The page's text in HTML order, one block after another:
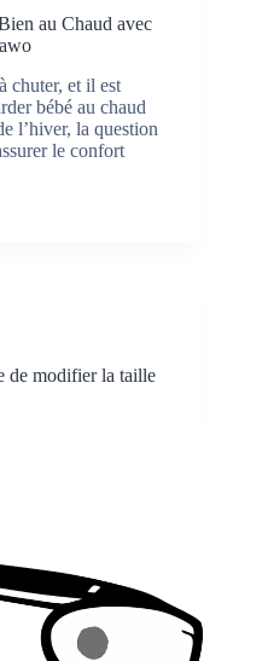
au Chaud avec
chuter, et il est
bébé au chaud
l’hiver, la question
le confort
de modifier la taille